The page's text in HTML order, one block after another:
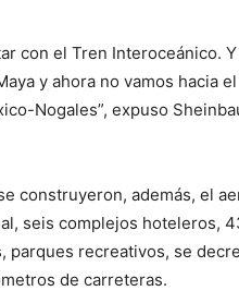
con el Tren Interoceánico.
y ahora no vamos hacia
Nogales”, expuso
construyeron, además, el
seis complejos hoteleros,
parques recreativos, se
de carreteras.